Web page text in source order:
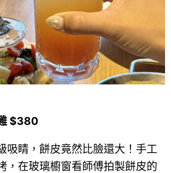
$380
吸睛，餅皮竟然比臉還大！手工
，在玻璃櫥窗看師傅拍製餅皮的